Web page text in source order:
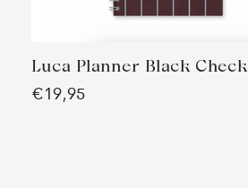
Luca Planner Black Check
€19,95